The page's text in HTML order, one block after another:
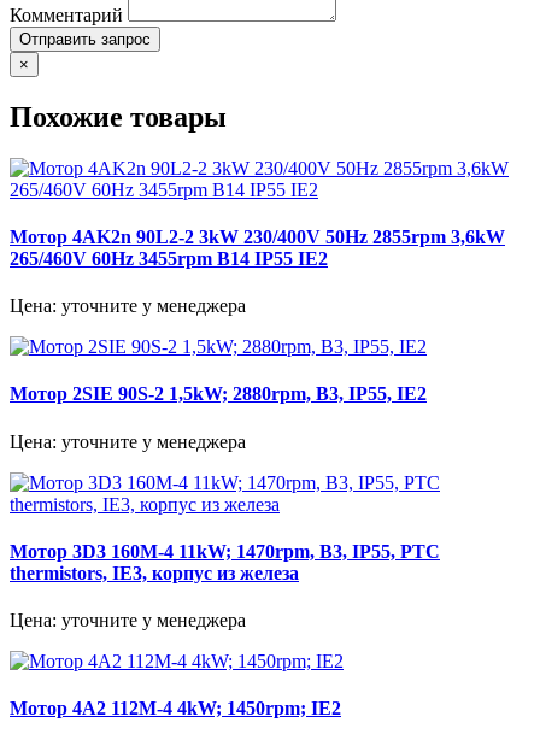
Комментарий
Отправить запрос
×
Похожие товары
Мотор 4AK2n 90L2-2 3kW 230/400V 50Hz 2855rpm 3,6kW
265/460V 60Hz 3455rpm B14 IP55 IE2
Цена: уточните у менеджера
Мотор 2SIE 90S-2 1,5kW; 2880rpm, B3, IP55, IE2
Цена: уточните у менеджера
Мотор 3D3 160M-4 11kW; 1470rpm, B3, IP55, PTC
thermistors, IE3, корпус из железа
Цена: уточните у менеджера
Мотор 4A2 112M-4 4kW; 1450rpm; IE2